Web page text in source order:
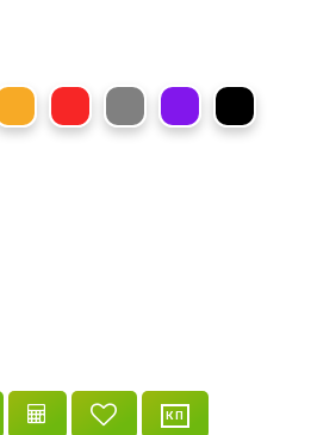
ЧервонийСірий ФіолетовийЧорний